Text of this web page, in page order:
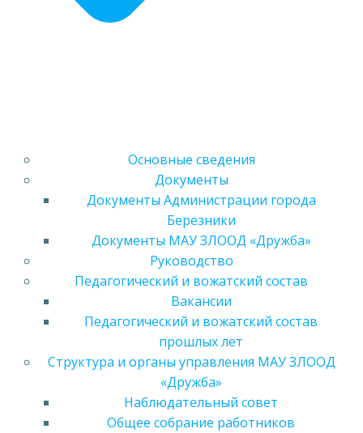
Основные сведения
Документы
Документы Администрации города
Березники
Документы МАУ ЗЛООД «Дружба»
Руководство
Педагогический и вожатский состав
Вакансии
Педагогический и вожатский состав
прошлых лет
Структура и органы управления МАУ ЗЛООД
«Дружба»
Наблюдательный совет
Общее собрание работников